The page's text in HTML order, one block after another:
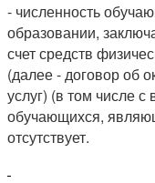
- численность
образовании,
счет средств
(далее - договор об
услуг) (в том числе
обучающихся,
отсутствует.